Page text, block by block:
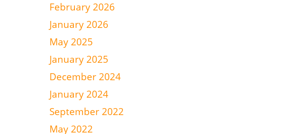
February 2026
January 2026
May 2025
January 2025
December 2024
January 2024
September 2022
May 2022